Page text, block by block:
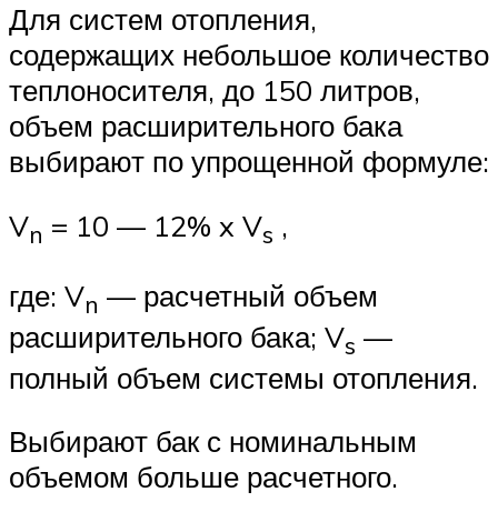
Для систем отопления,
содержащих небольшое количество
теплоносителя, до 150 литров,
объем расширительного бака
выбирают по упрощенной формуле:
Vn = 10 — 12% x Vs ,
где: Vn — расчетный объем
расширительного бака; Vs —
полный объем системы отопления.
Выбирают бак с номинальным
объемом больше расчетного.